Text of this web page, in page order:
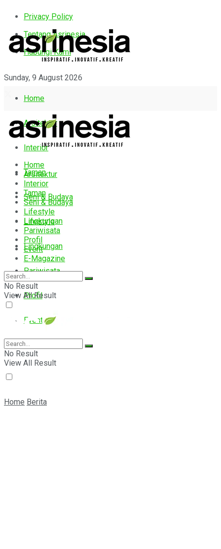
Privacy Policy
Tentang Asrinesia
Hubungi Kami
Sunday, 9 August 2026
Home
Arsitektur
Interior
Taman
Seni & Budaya
Lifestyle
Lingkungan
Pariwisata
Profil
Event
E-Magazine
Home
Arsitektur
Interior
Taman
Seni & Budaya
Lifestyle
Lingkungan
Pariwisata
Profil
Event
E-Magazine
No Result
View All Result
No Result
View All Result
Home Berita